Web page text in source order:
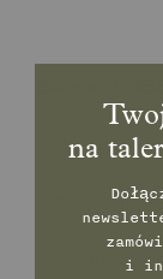
Zalecenia:
– zespół
– terapia
na
i